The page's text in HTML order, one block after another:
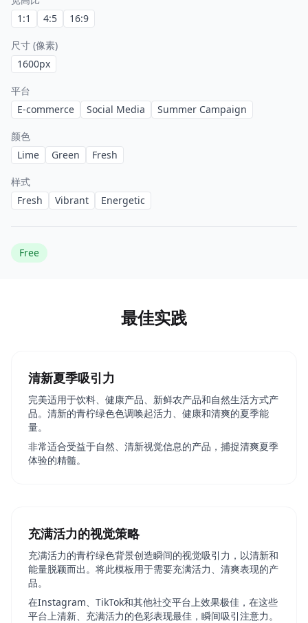
1:1
4:5 16:9
尺寸 (像素)
1600px
平台
E-commerce
Social Media Summer Campaign
颜色
Lime
Green Fresh
样式
Fresh
Vibrant Energetic
Free
最佳实践
清新夏季吸引力
完美适用于饮料、健康产品、新鲜农产品和自然生活方式产
品。清新的青柠绿色色调唤起活力、健康和清爽的夏季能
量。
非常适合受益于自然、清新视觉信息的产品，捕捉清爽夏季
体验的精髓。
充满活力的视觉策略
充满活力的青柠绿色背景创造瞬间的视觉吸引力，以清新和
能量脱颖而出。将此模板用于需要充满活力、清爽表现的产
品。
在Instagram、TikTok和其他社交平台上效果极佳，在这些
平台上清新、充满活力的色彩表现最佳，瞬间吸引注意力。